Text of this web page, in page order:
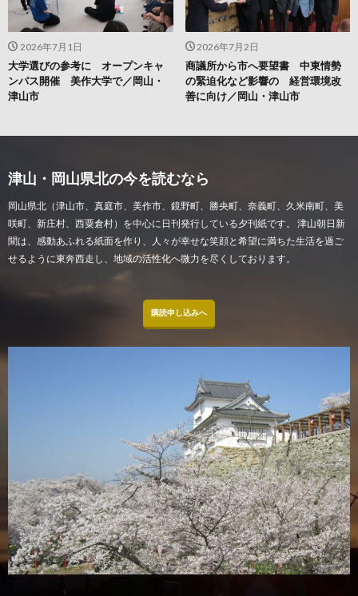
2026年7月2日
商議所から市へ要望書 中東情勢
の緊迫化など影響の 経営環境改
善に向け／岡山・津山市
2026年7月1日
大学選びの参考に オープンキャ
ンパス開催 美作大学で／岡山・
津山市
津山・岡山県北の今を読むなら
岡山県北（津山市、真庭市、美作市、鏡野町、勝央町、奈義町、久米南町、美
咲町、新庄村、西粟倉村）を中心に日刊発行している夕刊紙です。 津山朝日新
聞は、感動あふれる紙面を作り、人々が幸せな笑顔と希望に満ちた生活を過ご
せるように東奔西走し、地域の活性化へ微力を尽くしております。
購読申し込みへ